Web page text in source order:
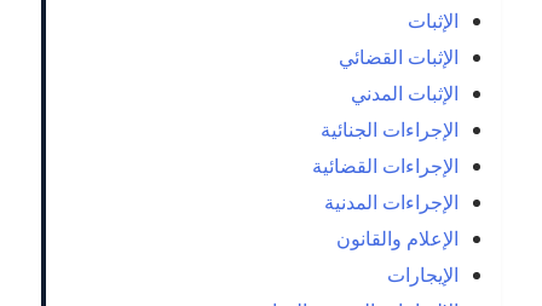
الإثبات
الإثبات القضائي
الإثبات المدني
الإجراءات الجنائية
الإجراءات القضائية
الإجراءات المدنية
الإعلام والقانون
الإيجارات